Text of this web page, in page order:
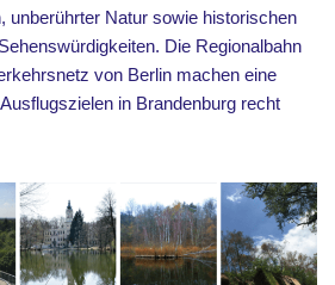
unberührter Natur sowie historischen
Die Regionalbahn
von Berlin machen eine
in Brandenburg recht